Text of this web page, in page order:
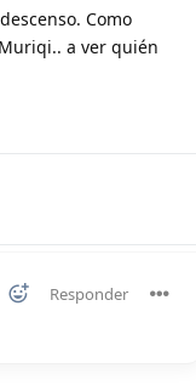
Como
a ver quién
Responder